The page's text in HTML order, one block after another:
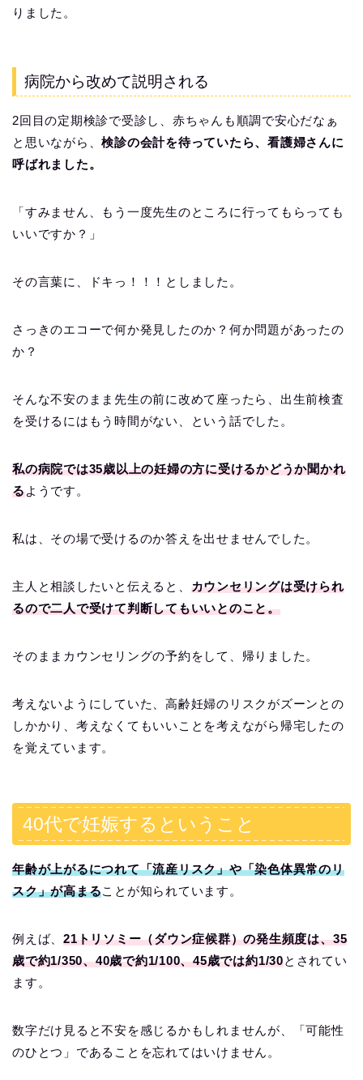
りました。
病院から改めて説明される
2回目の定期検診で受診し、赤ちゃんも順調で安心だなぁ
と思いながら、検診の会計を待っていたら、看護婦さんに
呼ばれました。
「すみません、もう一度先生のところに行ってもらっても
いいですか？」
その言葉に、ドキっ！！！としました。
さっきのエコーで何か発見したのか？何か問題があったの
か？
そんな不安のまま先生の前に改めて座ったら、出生前検査
を受けるにはもう時間がない、という話でした。
私の病院では35歳以上の妊婦の方に受けるかどうか聞かれ
るようです。
私は、その場で受けるのか答えを出せませんでした。
主人と相談したいと伝えると、 カウンセリングは受けられ
るので二人で受けて判断してもいいとのこと。
そのままカウンセリングの予約をして、帰りました。
考えないようにしていた、高齢妊婦のリスクがズーンとの
しかかり、考えなくてもいいことを考えながら帰宅したの
を覚えています。
40代で妊娠するということ
年齢が上がるにつれて「流産リスク」や「染色体異常のリ
スク」が高まることが知られています。
例えば、21トリソミー（ダウン症候群）の発生頻度は、35
歳で約1/350、40歳で約1/100、45歳では約1/30とされてい
ます。
数字だけ見ると不安を感じるかもしれませんが、「可能性
のひとつ」であることを忘れてはいけません。